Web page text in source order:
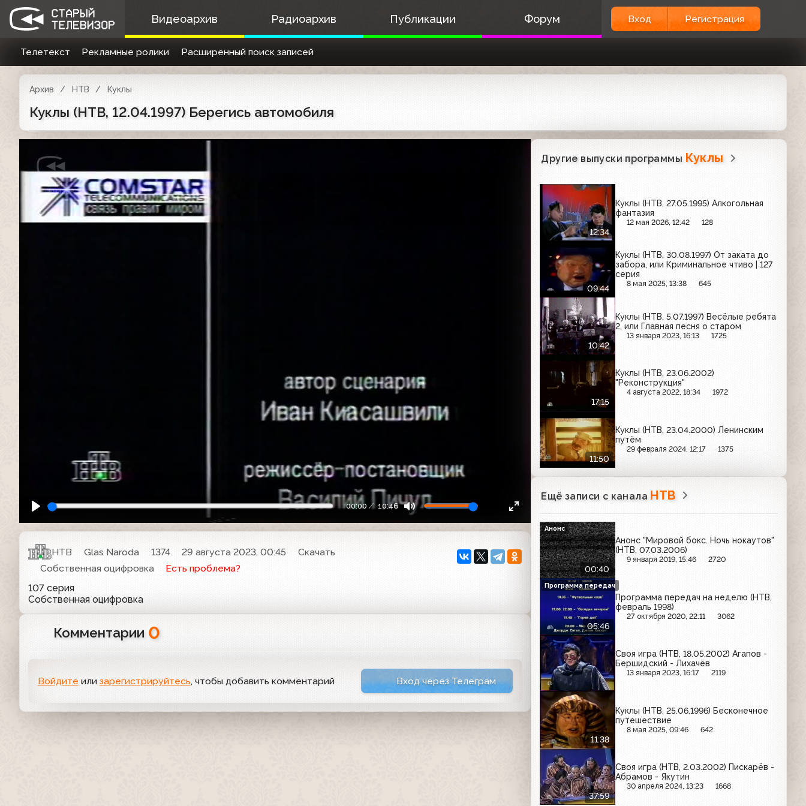
Видеоархив Радиоархив Публикации Форум Вход Регистрация
Телетекст Рекламные ролики Расширенный поиск записей
Архив НТВ Куклы
Куклы (НТВ, 12.04.1997) Берегись автомобиля
00:00 10:46
НТВ Glas Naroda 1374 29 августа 2023, 00:45
Скачать
Собственная оцифровка
Есть проблема?
107 серия
Собственная оцифровка
Комментарии 0
Войдите или зарегистрируйтесь, чтобы добавить комментарий Вход через Телеграм
Другие выпуски программы Куклы
12:34
Куклы (НТВ, 27.05.1995) Алкогольная
фантазия
12 мая 2026, 12:42 128
09:44
Куклы (НТВ, 30.08.1997) От заката до
забора, или Криминальное чтиво | 127
серия
8 мая 2025, 13:38 645
10:42
Куклы (НТВ, 5.07.1997) Весёлые ребята
2, или Главная песня о старом
13 января 2023, 16:13 1725
17:15
Куклы (НТВ, 23.06.2002)
"Реконструкция"
4 августа 2022, 18:34 1972
11:50
Куклы (НТВ, 23.04.2000) Ленинским
путём
29 февраля 2024, 12:17 1375
Ещё записи с канала НТВ
00:40
Анонс "Мировой бокс. Ночь нокаутов"
(НТВ, 07.03.2006)
9 января 2019, 15:46 2720
Анонс
05:46
Программа передач на неделю (НТВ,
февраль 1998)
27 октября 2020, 22:11 3062
Программа передач
Своя игра (НТВ, 18.05.2002) Агапов -
Бершидский - Лихачёв
13 января 2023, 16:17 2119
11:38
Куклы (НТВ, 25.06.1996) Бесконечное
путешествие
8 мая 2025, 09:46 642
37:59
Своя игра (НТВ, 2.03.2002) Пискарёв -
Абрамов - Якутин
30 апреля 2024, 13:23 1668